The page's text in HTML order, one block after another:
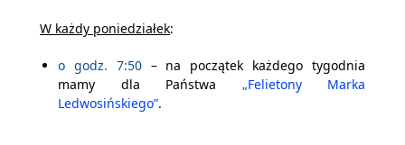
W każdy poniedziałek:
o godz. 7:50– na początek każdego tygodnia
mamy dla Państwa „Felietony Marka
Ledwosińskiego”.